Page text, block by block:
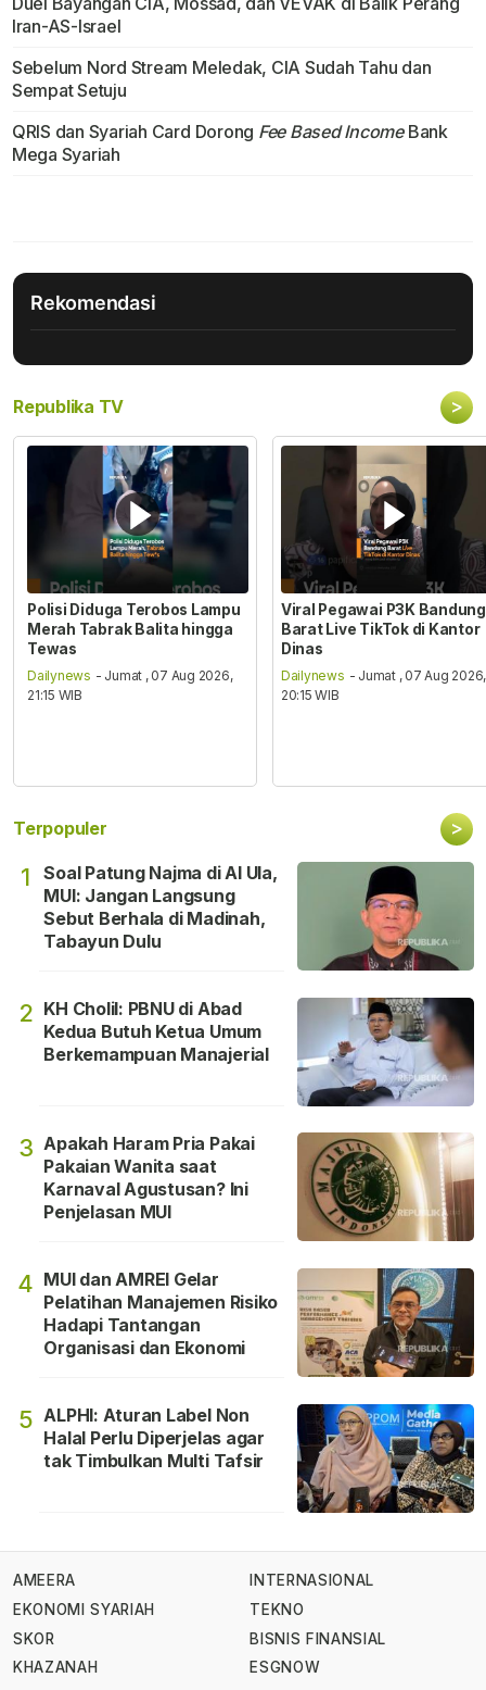
Iran-AS-Israel
Sebelum Nord Stream Meledak, CIA Sudah Tahu dan
Sempat Setuju
QRIS dan Syariah Card Dorong Fee Based IncomeBank
Mega Syariah
Rekomendasi
Republika TV >
Polisi Diduga Terobos Lampu
Merah Tabrak Balita hingga
Tewas
Dailynews - Jumat , 07 Aug 2026,
21:15 WIB
Viral Pegawai P3K Bandung
Barat Live TikTok di Kantor
Dinas
Dailynews - Jumat , 07 Aug 2026,
20:15 WIB
Terpopuler >
1
Soal Patung Najma di Al Ula,
MUI: Jangan Langsung
Sebut Berhala di Madinah,
Tabayun Dulu
2 KH Cholil: PBNU di Abad
Kedua Butuh Ketua Umum
Berkemampuan Manajerial
3 Apakah Haram Pria Pakai
Pakaian Wanita saat
Karnaval Agustusan? Ini
Penjelasan MUI
4 MUI dan AMREI Gelar
Pelatihan Manajemen Risiko
Hadapi Tantangan
Organisasi dan Ekonomi
5 ALPHI: Aturan Label Non
Halal Perlu Diperjelas agar
tak Timbulkan Multi Tafsir
AMEERA
EKONOMI SYARIAH
SKOR
KHAZANAH
INTERNASIONAL
TEKNO
BISNIS FINANSIAL
ESGNOW